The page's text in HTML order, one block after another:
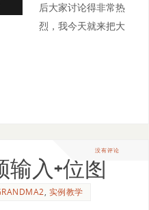
后大家讨论得非常热
烈，我今天就来把大
没有评论
输入+位图
, 实例教学